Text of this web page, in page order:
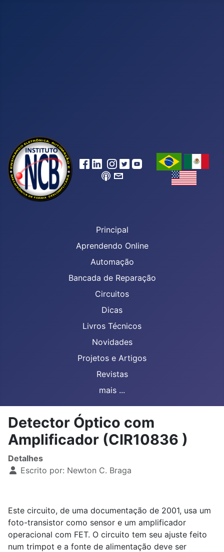
Principal
Aprendendo Online
Automação
Bancada de Reparação
Circuitos
Dicas
Livros Técnicos
Novidades
Projetos e Artigos
Revistas
mais ...
Detector Óptico com
Amplificador (CIR10836 )
Detalhes
Escrito por: Newton C. Braga
Este circuito, de uma documentação de 2001, usa um
foto-transistor como sensor e um amplificador
operacional com FET. O circuito tem seu ajuste feito
num trimpot e a fonte de alimentação deve ser